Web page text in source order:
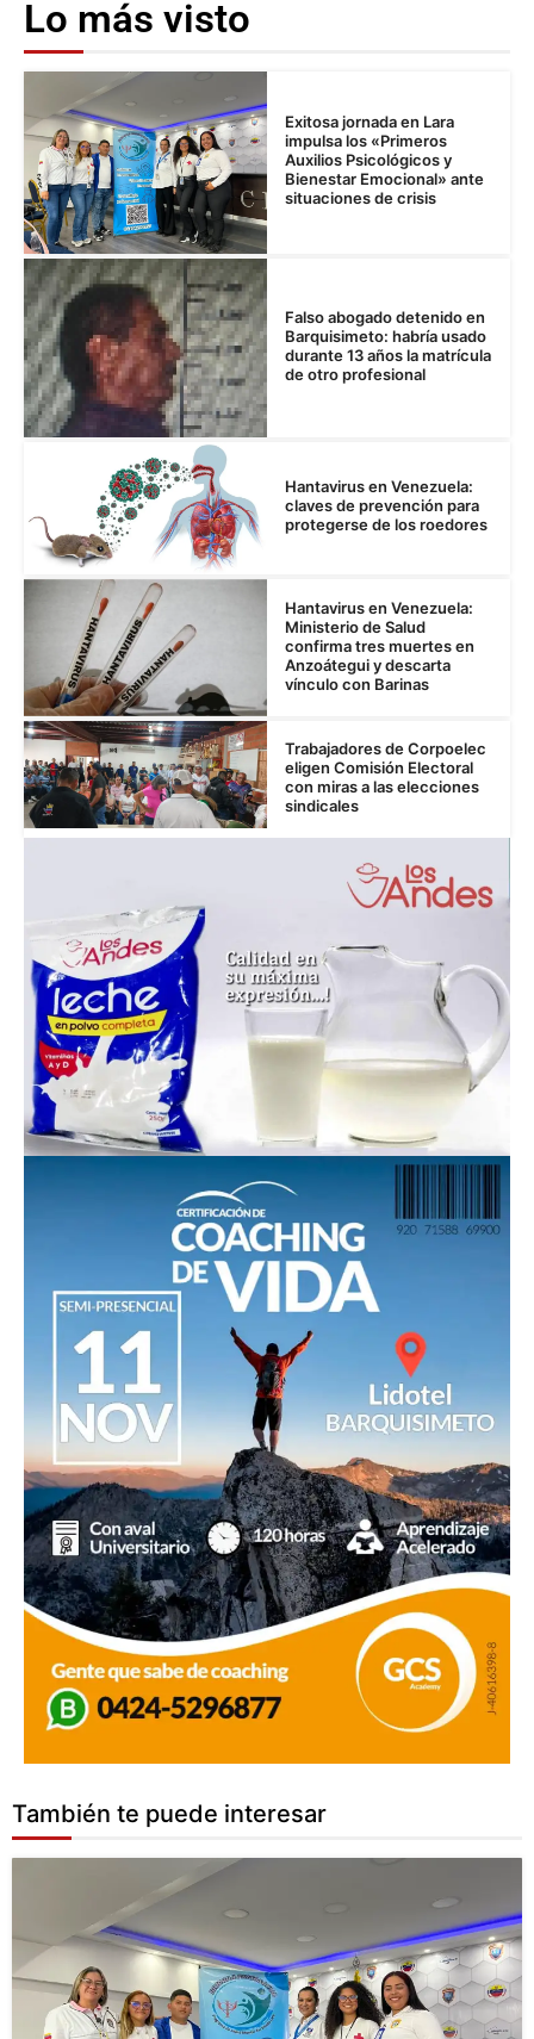
Lo más visto
Exitosa jornada en Lara
impulsa los «Primeros
Auxilios Psicológicos y
Bienestar Emocional» ante
situaciones de crisis
Falso abogado detenido en
Barquisimeto: habría usado
durante 13 años la matrícula
de otro profesional
Hantavirus en Venezuela:
claves de prevención para
protegerse de los roedores
Hantavirus en Venezuela:
Ministerio de Salud
confirma tres muertes en
Anzoátegui y descarta
vínculo con Barinas
Trabajadores de Corpoelec
eligen Comisión Electoral
con miras a las elecciones
sindicales
También te puede interesar